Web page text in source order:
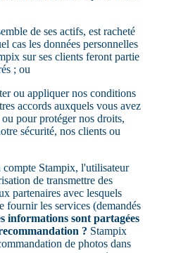
de ses actifs, est racheté
cas les données personnelles
sur ses clients feront partie
; ou
ou appliquer nos conditions
accords auxquels vous avez
pour protéger nos droits,
sécurité, nos clients ou
Stampix, l'utilisateur
de transmettre des
partenaires avec lesquels
fournir les services (demandés
informations sont partagées
? Stampix
de photos dans